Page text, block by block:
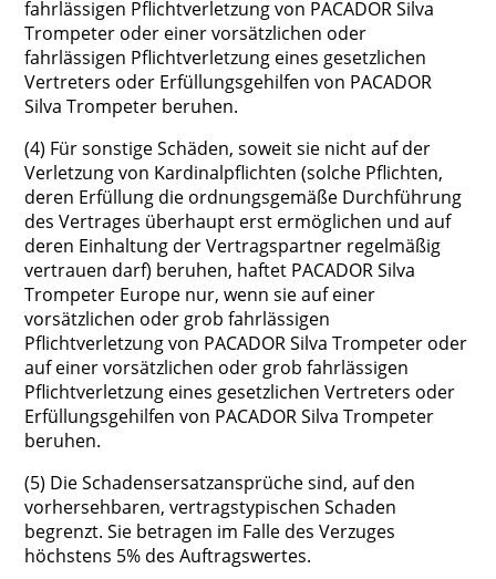
fahrlässigen Pflichtverletzung von PACADOR Silva
Trompeter oder einer vorsätzlichen oder
fahrlässigen Pflichtverletzung eines gesetzlichen
Vertreters oder Erfüllungsgehilfen von PACADOR
Silva Trompeter beruhen.
(4) Für sonstige Schäden, soweit sie nicht auf der
Verletzung von Kardinalpflichten (solche Pflichten,
deren Erfüllung die ordnungsgemäße Durchführung
des Vertrages überhaupt erst ermöglichen und auf
deren Einhaltung der Vertragspartner regelmäßig
vertrauen darf) beruhen, haftet PACADOR Silva
Trompeter Europe nur, wenn sie auf einer
vorsätzlichen oder grob fahrlässigen
Pflichtverletzung von PACADOR Silva Trompeter oder
auf einer vorsätzlichen oder grob fahrlässigen
Pflichtverletzung eines gesetzlichen Vertreters oder
Erfüllungsgehilfen von PACADOR Silva Trompeter
beruhen.
(5) Die Schadensersatzansprüche sind, auf den
vorhersehbaren, vertragstypischen Schaden
begrenzt. Sie betragen im Falle des Verzuges
höchstens 5% des Auftragswertes.